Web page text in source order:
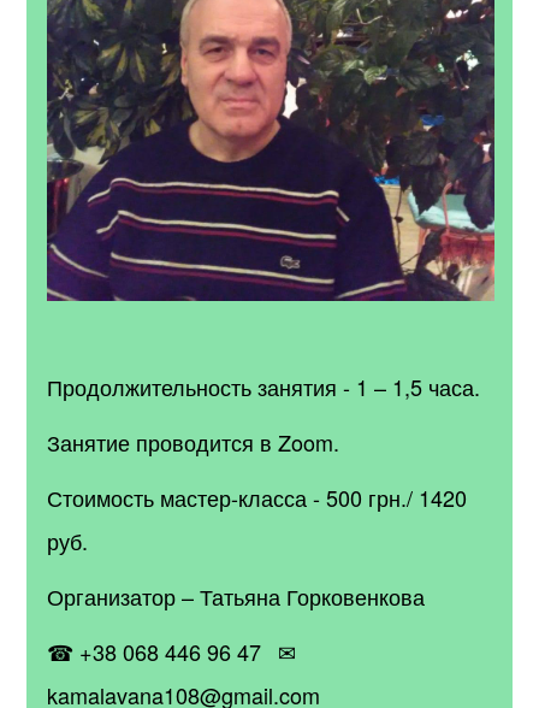
Продолжительность занятия - 1 – 1,5 часа.
Занятие проводится в Zoom.
Стоимость мастер-класса - 500 грн./ 1420
руб.
Организатор – Татьяна Горковенкова
☎ +38 068 446 96 47 ✉
kamalavana108@gmail.com